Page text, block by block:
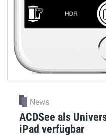
News
ACDSee als
iPad verfügbar